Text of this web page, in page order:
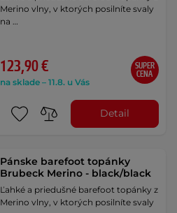
Merino vlny, v ktorých posilníte svaly
na …
123,90 €
na sklade – 11.8. u Vás
SUPER
CENA
Detail
Pánske barefoot topánky
Brubeck Merino - black/black
Ľahké a priedušné barefoot topánky z
Merino vlny, v ktorých posilníte svaly